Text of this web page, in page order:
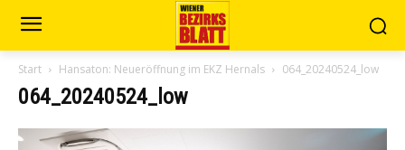
Start Hansaton: Neueröffnung im EKZ Hernals 064_20240524_low
064_20240524_low